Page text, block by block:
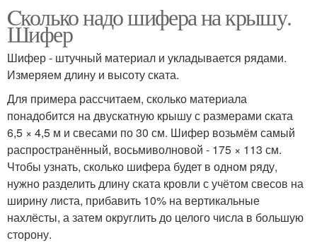
Cколько надо шифера на крышу.
Шифер
Шифер - штучный материал и укладывается рядами.
Измеряем длину и высоту ската.
Для примера рассчитаем, сколько материала
понадобится на двускатную крышу с размерами ската
6,5 × 4,5 м и свесами по 30 см. Шифер возьмём самый
распространённый, восьмиволновой - 175 × 113 см.
Чтобы узнать, сколько шифера будет в одном ряду,
нужно разделить длину ската кровли с учётом свесов на
ширину листа, прибавить 10% на вертикальные
нахлёсты, а затем округлить до целого числа в большую
сторону.